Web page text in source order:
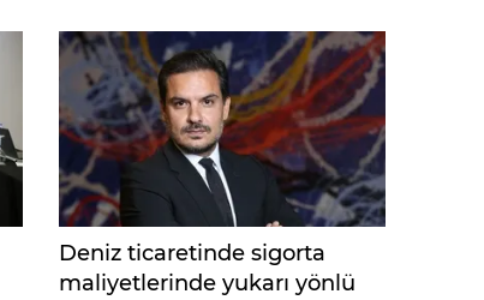
Deniz ticaretinde sigorta
maliyetlerinde yukarı yönlü